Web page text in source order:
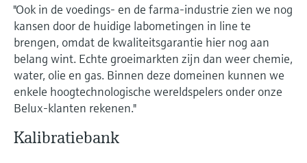
"Ook in de voedings- en de farma-industrie zien we nog
kansen door de huidige labometingen in line te
brengen, omdat de kwaliteitsgarantie hier nog aan
belang wint. Echte groeimarkten zijn dan weer chemie,
water, olie en gas. Binnen deze domeinen kunnen we
enkele hoogtechnologische wereldspelers onder onze
Belux-klanten rekenen."
Kalibratiebank